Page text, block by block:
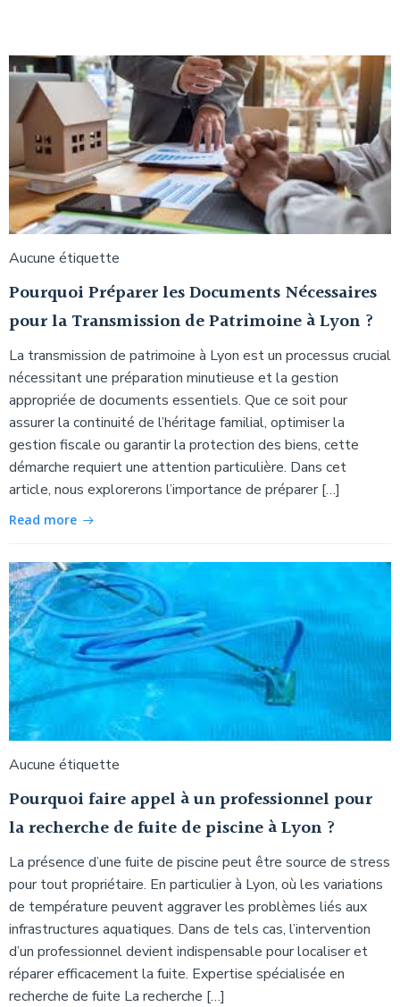
Aucune étiquette
Pourquoi Préparer les Documents Nécessaires
pour la Transmission de Patrimoine à Lyon ?
La transmission de patrimoine à Lyon est un processus crucial
nécessitant une préparation minutieuse et la gestion
appropriée de documents essentiels. Que ce soit pour
assurer la continuité de l’héritage familial, optimiser la
gestion fiscale ou garantir la protection des biens, cette
démarche requiert une attention particulière. Dans cet
article, nous explorerons l’importance de préparer […]
Read more
Aucune étiquette
Pourquoi faire appel à un professionnel pour
la recherche de fuite de piscine à Lyon ?
La présence d’une fuite de piscine peut être source de stress
pour tout propriétaire. En particulier à Lyon, où les variations
de température peuvent aggraver les problèmes liés aux
infrastructures aquatiques. Dans de tels cas, l’intervention
d’un professionnel devient indispensable pour localiser et
réparer efficacement la fuite. Expertise spécialisée en
recherche de fuite La recherche […]